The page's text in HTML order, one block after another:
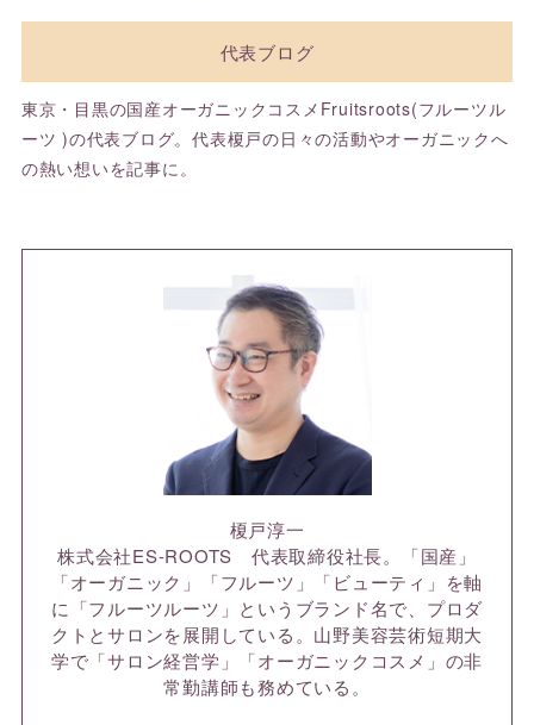
代表ブログ
東京・目黒の国産オーガニックコスメFruitsroots(フルーツル
ーツ )の代表ブログ。代表榎戸の日々の活動やオーガニックへ
の熱い想いを記事に。
榎戸淳一
株式会社ES-ROOTS 代表取締役社長。「国産」
「オーガニック」「フルーツ」「ビューティ」を軸
に「フルーツルーツ」というブランド名で、プロダ
クトとサロンを展開している。山野美容芸術短期大
学で「サロン経営学」「オーガニックコスメ」の非
常勤講師も務めている。